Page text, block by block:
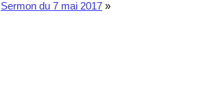
Sermon du 7 mai 2017 »